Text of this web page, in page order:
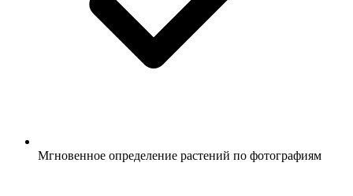
Мгновенное определение растений по фотографиям